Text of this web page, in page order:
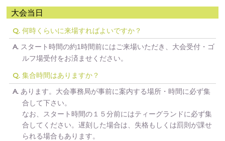
大会当日
Q. 何時くらいに来場すればよいですか？
A. スタート時間の約1時間前にはご来場いただき、大会受付・ゴ
ルフ場受付をお済ませください。
Q. 集合時間はありますか？
A. あります。大会事務局が事前に案内する場所・時間に必ず集
合して下さい。
なお、スタート時間の１５分前にはティーグランドに必ず集
合してください。遅刻した場合は、失格もしくは罰則が課せ
られる場合もあります。